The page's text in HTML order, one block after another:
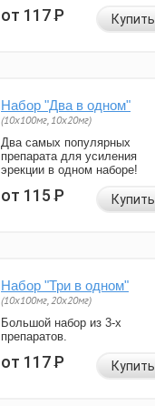
от 117Р Купить
Набор "Два в одном"
(10x100мг, 10x20мг)
Два самых популярных
препарата для усиления
эрекции в одном наборе!
от 115Р Купить
Набор "Три в одном"
(10x100мг, 20x20мг)
Большой набор из 3-х
препаратов.
от 117Р Купить